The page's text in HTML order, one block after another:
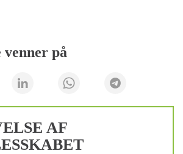
venner på
AF